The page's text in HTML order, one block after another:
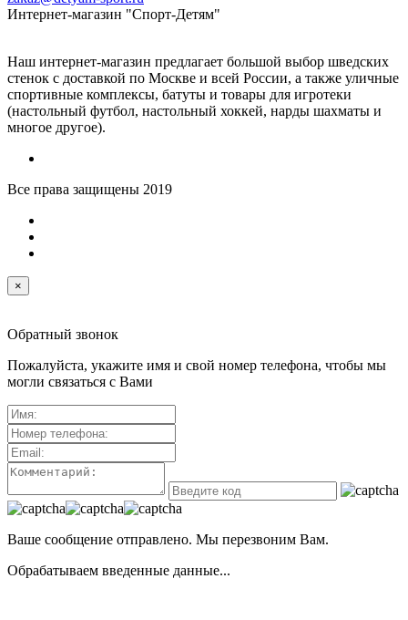
Интернет-магазин "Спорт-Детям"
Наш интернет-магазин предлагает большой выбор шведских
стенок с доставкой по Москве и всей России, а также уличные
спортивные комплексы, батуты и товары для игротеки
(настольный футбол, настольный хоккей, нарды шахматы и
многое другое).
Все права защищены 2019
×
Обратный звонок
Пожалуйста, укажите имя и свой номер телефона, чтобы мы
могли связаться с Вами
Ваше сообщение отправлено. Мы перезвоним Вам.
Обрабатываем введенные данные...